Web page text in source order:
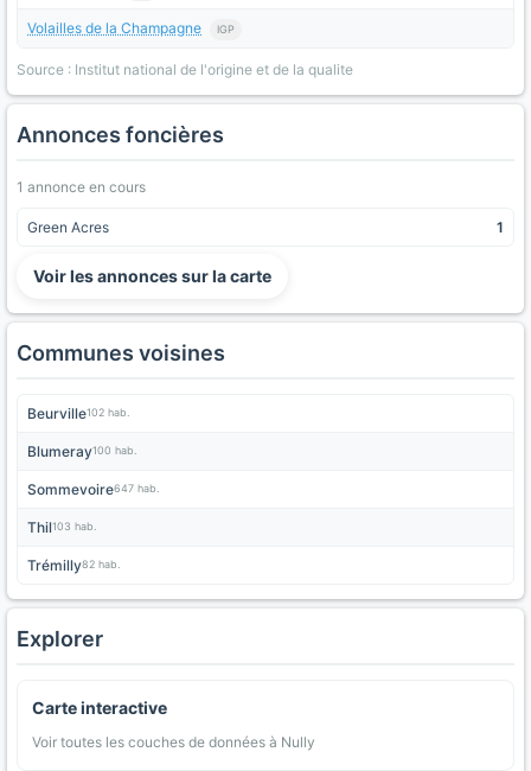
Volailles de la Champagne IGP
Source : Institut national de l'origine et de la qualite
Annonces foncières
1 annonce en cours
Green Acres 1
Voir les annonces sur la carte
Communes voisines
Beurville102 hab.
Blumeray100 hab.
Sommevoire647 hab.
Thil103 hab.
Trémilly82 hab.
Explorer
Carte interactive
Voir toutes les couches de données à Nully